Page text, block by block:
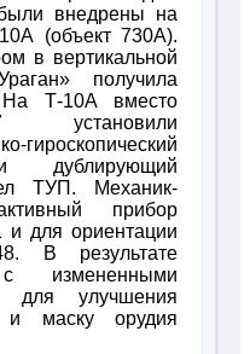
внедрены на
(объект 730А).
в вертикальной
получила
На Т-10А вместо
установили
гироскопический
ТУП. Механик-
прибор
и для ориентации
В результате
измененными
для улучшения
маску орудия